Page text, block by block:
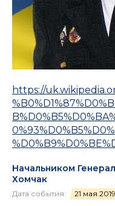
https://
Начальником
Хомчак
Дата события: 21 мая 2019